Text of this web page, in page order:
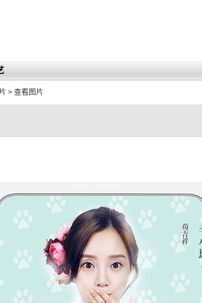
> 查看图片